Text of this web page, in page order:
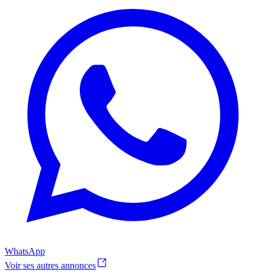
WhatsApp
Voir ses autres annonces